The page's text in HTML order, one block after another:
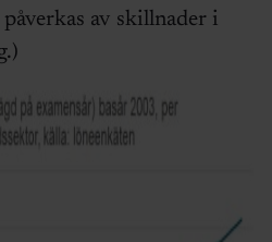
av skillnader i